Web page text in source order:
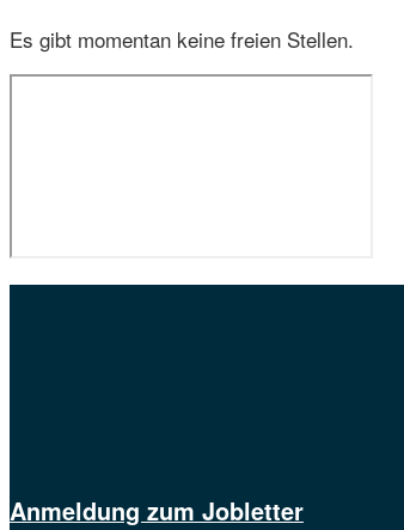
Es gibt momentan keine freien Stellen.
Anmeldung zum Jobletter